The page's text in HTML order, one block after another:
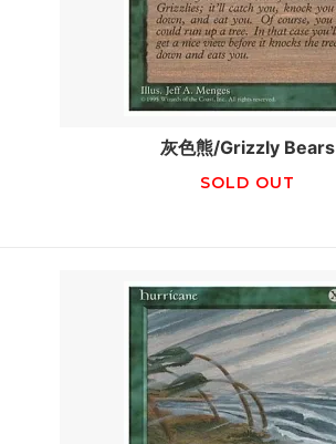
灰色熊/Grizzly Bears
SOLD OUT